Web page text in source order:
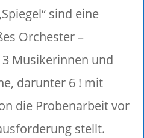
sind eine
Orchester –
Musikerinnen und
darunter 6 ! mit
die Probenarbeit vor
stellt.